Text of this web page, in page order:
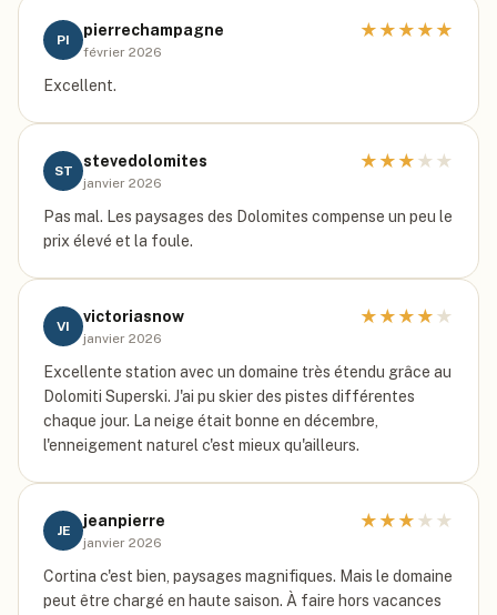
PI
pierrechampagne
février 2026
★ ★ ★ ★ ★
Excellent.
ST
stevedolomites
janvier 2026
★ ★ ★ ★ ★
Pas mal. Les paysages des Dolomites compense un peu le
prix élevé et la foule.
VI
victoriasnow
janvier 2026
★ ★ ★ ★ ★
Excellente station avec un domaine très étendu grâce au
Dolomiti Superski. J'ai pu skier des pistes différentes
chaque jour. La neige était bonne en décembre,
l'enneigement naturel c'est mieux qu'ailleurs.
JE
jeanpierre
janvier 2026
★ ★ ★ ★ ★
Cortina c'est bien, paysages magnifiques. Mais le domaine
peut être chargé en haute saison. À faire hors vacances